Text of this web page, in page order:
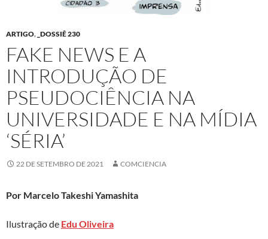
ARTIGO, _DOSSIÊ 230
FAKE NEWS E A
INTRODUÇÃO DE
PSEUDOCIÊNCIA NA
UNIVERSIDADE E NA MÍDIA
‘SÉRIA’
22 DE SETEMBRO DE 2021 COMCIENCIA
Por Marcelo Takeshi Yamashita
Ilustração de Edu Oliveira